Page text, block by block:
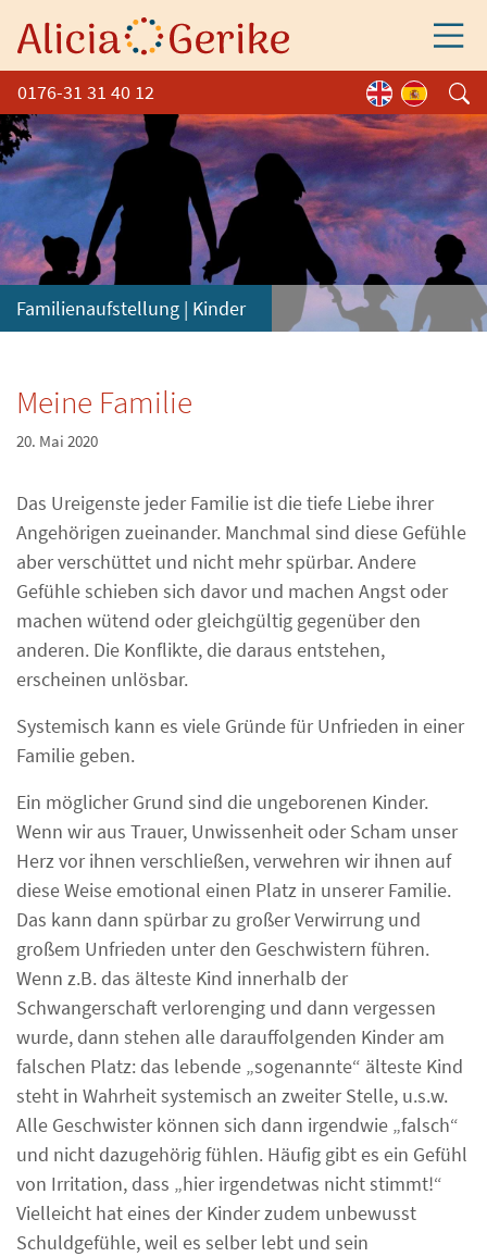
0176-31 31 40 12
Familienaufstellung | Kinder
Meine Familie
20. Mai 2020
Das Ureigenste jeder Familie ist die tiefe Liebe ihrer
Angehörigen zueinander. Manchmal sind diese Gefühle
aber verschüttet und nicht mehr spürbar. Andere
Gefühle schieben sich davor und machen Angst oder
machen wütend oder gleichgültig gegenüber den
anderen. Die Konflikte, die daraus entstehen,
erscheinen unlösbar.
Systemisch kann es viele Gründe für Unfrieden in einer
Familie geben.
Ein möglicher Grund sind die ungeborenen Kinder.
Wenn wir aus Trauer, Unwissenheit oder Scham unser
Herz vor ihnen verschließen, verwehren wir ihnen auf
diese Weise emotional einen Platz in unserer Familie.
Das kann dann spürbar zu großer Verwirrung und
großem Unfrieden unter den Geschwistern führen.
Wenn z.B. das älteste Kind innerhalb der
Schwangerschaft verlorenging und dann vergessen
wurde, dann stehen alle darauffolgenden Kinder am
falschen Platz: das lebende „sogenannte“ älteste Kind
steht in Wahrheit systemisch an zweiter Stelle, u.s.w.
Alle Geschwister können sich dann irgendwie „falsch“
und nicht dazugehörig fühlen. Häufig gibt es ein Gefühl
von Irritation, dass „hier irgendetwas nicht stimmt!“
Vielleicht hat eines der Kinder zudem unbewusst
Schuldgefühle, weil es selber lebt und sein